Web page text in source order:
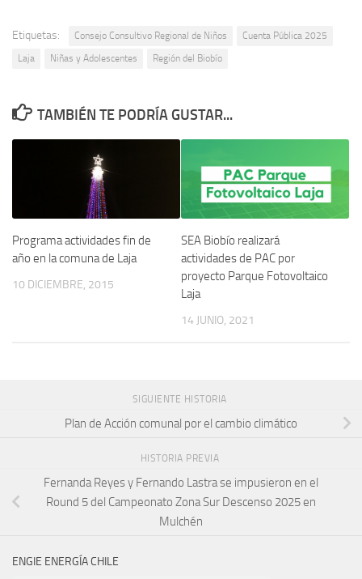
Etiquetas: Consejo Consultivo Regional de Niños
Cuenta Pública 2025
Laja
Niñas y Adolescentes Región del Biobío
TAMBIÉN TE PODRÍA GUSTAR...
Programa actividades fin de
año en la comuna de Laja
10 DICIEMBRE, 2015
SEA Biobío realizará
actividades de PAC por
proyecto Parque Fotovoltaico
Laja
14 JUNIO, 2021
SIGUIENTE HISTORIA
Plan de Acción comunal por el cambio climático
HISTORIA PREVIA
Fernanda Reyes y Fernando Lastra se impusieron en el
Round 5 del Campeonato Zona Sur Descenso 2025 en
Mulchén
ENGIE ENERGÍA CHILE